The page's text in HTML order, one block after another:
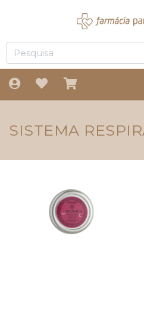
SISTEMA